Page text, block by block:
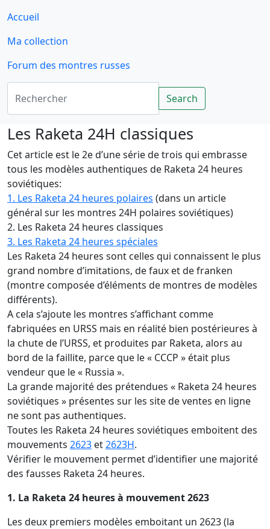
Accueil
Ma collection
Forum des montres russes
Rechercher
Search
Les Raketa 24H classiques
Cet article est le 2e d’une série de trois qui embrasse
tous les modèles authentiques de Raketa 24 heures
soviétiques:
1. Les Raketa 24 heures polaires (dans un article
général sur les montres 24H polaires soviétiques)
2. Les Raketa 24 heures classiques
3. Les Raketa 24 heures spéciales
Les Raketa 24 heures sont celles qui connaissent le plus
grand nombre d’imitations, de faux et de franken
(montre composée d’éléments de montres de modèles
différents).
A cela s’ajoute les montres s’affichant comme
fabriquées en URSS mais en réalité bien postérieures à
la chute de l’URSS, et produites par Raketa, alors au
bord de la faillite, parce que le « CCCP » était plus
vendeur que le « Russia ».
La grande majorité des prétendues « Raketa 24 heures
soviétiques » présentes sur les site de ventes en ligne
ne sont pas authentiques.
Toutes les Raketa 24 heures soviétiques emboitent des
mouvements 2623 et2623H.
Vérifier le mouvement permet d’identifier une majorité
des fausses Raketa 24 heures.
1. La Raketa 24 heures à mouvement 2623
Les deux premiers modèles emboitant un 2623 (la